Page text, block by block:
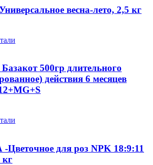
весна-лето, 2,5 кг
500гр длительного
действия 6 месяцев
для роз NPK 18:9:11
кг